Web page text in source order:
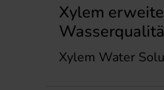
Xylem
Xylem Water